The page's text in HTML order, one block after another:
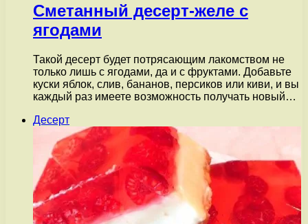
Сметанный десерт-желе с
ягодами
Такой десерт будет потрясающим лакомством не
только лишь с ягодами, да и с фруктами. Добавьте
куски яблок, слив, бананов, персиков или киви, и вы
каждый раз имеете возможность получать новый…
Десерт